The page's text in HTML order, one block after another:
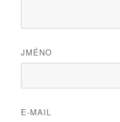
JMÉNO
E-MAIL